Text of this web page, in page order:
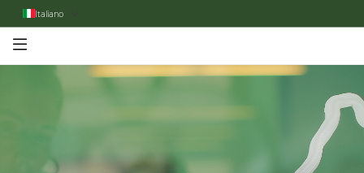
Italiano